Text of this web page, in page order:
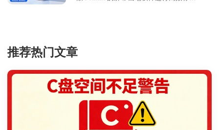
系统。文档涵盖了常见问题解决方案及联
线教学、远程会议及演示讲解的效率与互
推荐热门文章